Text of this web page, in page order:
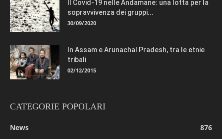
Il Covid-19 nelle Andamane: una lotta per la
sopravvivenza dei gruppi...
30/09/2020
In Assam e Arunachal Pradesh, tra le etnie
tribali
02/12/2015
CATEGORIE POPOLARI
News
876